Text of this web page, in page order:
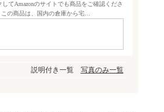
てAmazonのサイトでも商品をご確認くださ
の商品は、国内の倉庫から宅…
説明付き一覧 写真のみ一覧